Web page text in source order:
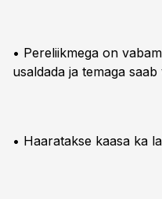
• Pereliikmega on
usaldada ja temaga
• Haaratakse kaasa ka